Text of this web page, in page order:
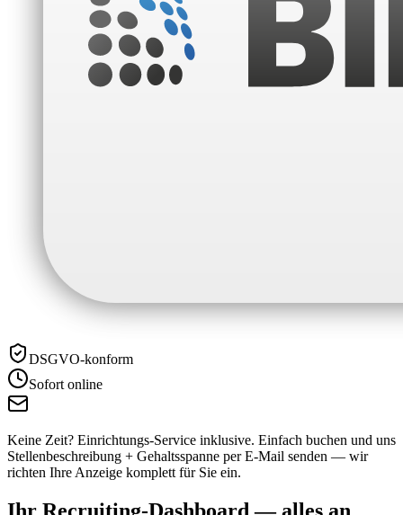
DSGVO-konform
Sofort online
Keine Zeit? Einrichtungs-Service inklusive. Einfach buchen und uns
Stellenbeschreibung + Gehaltsspanne per E-Mail senden — wir
richten Ihre Anzeige komplett für Sie ein.